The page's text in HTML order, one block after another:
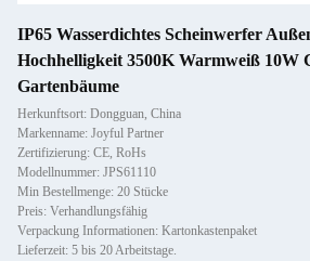
IP65 Wasserdichtes Scheinwerfer
Hochhelligkeit 3500K Warmweiß
Gartenbäume
Herkunftsort: Dongguan, China
Markenname: Joyful Partner
Zertifizierung: CE, RoHs
Modellnummer: JPS61110
Min Bestellmenge: 20 Stücke
Preis: Verhandlungsfähig
Verpackung Informationen: Kartonkastenpaket
Lieferzeit: 5 bis 20 Arbeitstage.